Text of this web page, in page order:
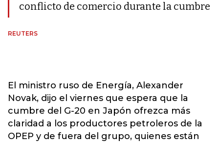
conflicto de comercio durante la cumbre
REUTERS
El ministro ruso de Energía, Alexander
Novak, dijo el viernes que espera que la
cumbre del G-20 en Japón ofrezca más
claridad a los productores petroleros de la
OPEP y de fuera del grupo, quienes están